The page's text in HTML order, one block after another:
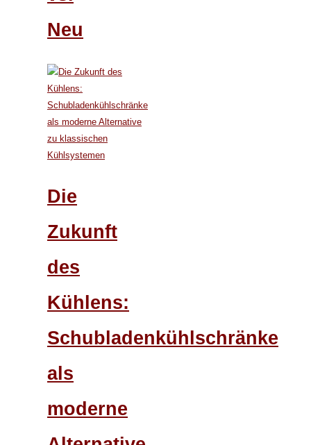
Neu
Die
Zukunft
des
Kühlens:
Schubladenkühlschränke
als
moderne